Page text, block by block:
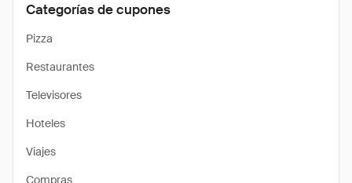
Categorías de cupones
Pizza
Restaurantes
Televisores
Hoteles
Viajes
Compras